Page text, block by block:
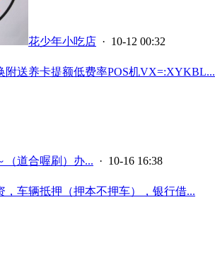
花少年小吃店 · 10-12 00:32
送养卡提额低费率POS机VX=:XYKBL...
（道合喔刷）办... · 10-16 16:38
车辆抵押（押本不押车），银行借...